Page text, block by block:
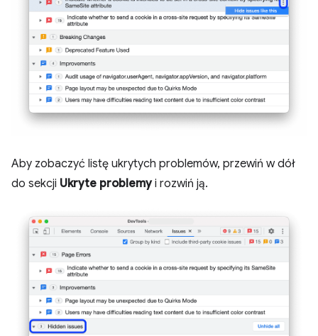
Aby zobaczyć listę ukrytych problemów, przewiń w dół
do sekcji Ukryte problemyi rozwiń ją.